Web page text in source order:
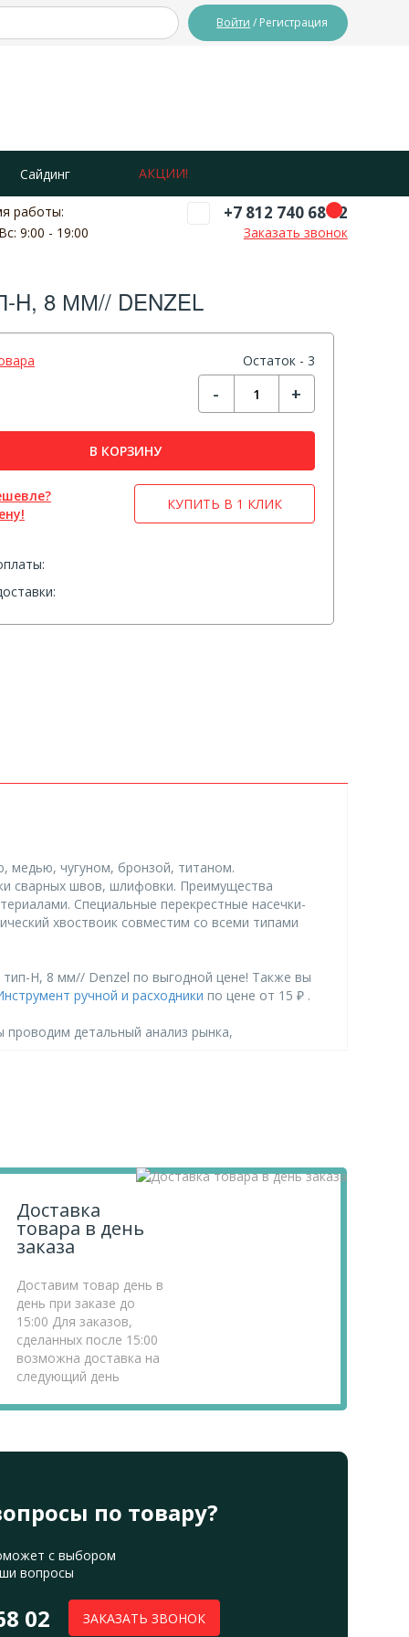
Войти / Регистрация
работы:
9:00 - 19:00
+7 812 740 68 02
Заказать звонок
Сайдинг АКЦИИ!
8 ММ// DENZEL
Остаток - 3
- +
В КОРЗИНУ
КУПИТЬ В 1 КЛИК
медью, чугуном, бронзой, титаном.
сварных швов, шлифовки. Преимущества
Специальные перекрестные насечки-
хвоствоик совместим со всеми типами
H, 8 мм// Denzel по выгодной цене! Также вы
ручной и расходники по цене от 15 ₽ .
детальный анализ рынка,
Доставка
товара в день
заказа
Доставим товар день в
день при заказе до
15:00 Для заказов,
сделанных после 15:00
возможна доставка на
следующий день
по товару?
с выбором
вопросы
02 ЗАКАЗАТЬ ЗВОНОК